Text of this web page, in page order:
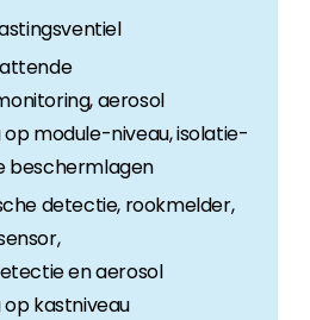
aerosol
module-niveau, isolatie-
beschermlagen
detectie, rookmelder,
en aerosol
kastniveau